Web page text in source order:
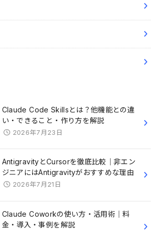
Claude Code Skillsとは？他機能との違
い・できること・作り方を解説
2026年7月23日
AntigravityとCursorを徹底比較｜非エン
ジニアにはAntigravityがおすすめな理由
2026年7月21日
Claude Coworkの使い方・活用術｜料
金・導入・事例を解説